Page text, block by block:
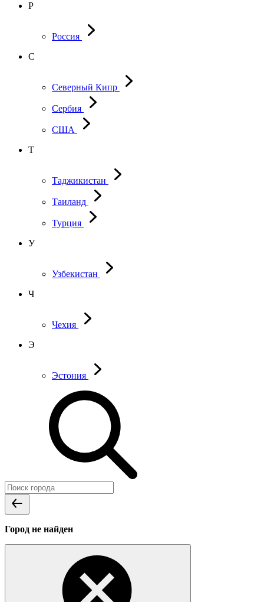
Р
Россия
С
Северный Кипр
Сербия
США
Т
Таджикистан
Таиланд
Турция
У
Узбекистан
Ч
Чехия
Э
Эстония
Город не найден